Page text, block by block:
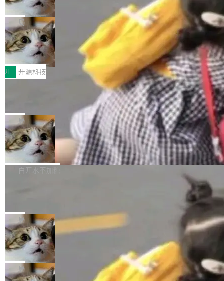
（<a href="https://bugzilla.mozilla.org/show_
bug.cgi?id=204...
orkers 跑了十年 Isolate。用 CEO Matthew Pri
nce 的话说：「我们一生都在用 Isolate 运行代
码，而 AI Agent 不需要容器，它们需要的是 Iso
late。」 容器为什么不合适 容器的问题在于启动
和销毁都太重了。一个 Agent 要执行的任务可能
只需要几毫秒的 CPU 时间，但容器从冷启动到
就绪要花数秒。如果未来有十...
诉讼，称“Apple is getting this wron
g”
上个月，苹果一纸诉状把 OpenAI 告上法庭，指
控其挖角苹果前员工并窃取商业秘密。苹果的诉
状把 OpenAI 描述成一个系统性地从前东家挖
人、套取机密信息的对手。 OpenAI 没发律师
函，也没选择庭外沉默。它在官网贴了一篇博
文，标题只有六个字：Apple is getting this wro
ng。 然后，它把邮件往来和 iMessage 聊天记
录全贴了出来。 他发错人了 苹果外部律师 Gabr
iel Gross 来自 Weil 律所，2 月 23 日下午 5:53
给 OpenAI 总法律顾问 Che Chang 发了封邮
件，附了一封长信，要求 OpenAI 配合调查前苹
果员工带走机密信...
局
HUAWEI MatePad Edge上架WorkBu
ddy鸿蒙PC版，说话就能干活的AI办公
搭子
全能AI工作台WorkBuddy鸿蒙PC版上架HUAWE
I MatePad Edge应用市场，直接下载即可使
用，与鸿蒙电脑上的体验一致。值得一提的是，
这是目前市面上唯一支持平板接入WorkBuddy P
C版的产品，搭载“人机双写”重磅功能——你写
你的，AI写AI的，同屏协作互不干扰。一句话让
AI帮你干活，现在开启全新体验！ 温馨提示：
体验WorkBuddy鸿蒙PC版前，请将 HUAWEI M
atePad Edge 升级至 HarmonyOS 6.1.0.135S
P9 patch03及以上版本。 *升级路径：设置 > 搜
开 开源科技
FFmpeg 9.0 发布：代号“Lei”，以此纪
全球知名开源多媒体框架 FFmpeg 今天正式发
布了 9.0 版本。这个版本除了带来新一代音视频
处理能力和硬件加速支持之外，还有一个特殊之
处：FFmpeg 9.0 的代号是“Lei”。 这个名字，
来自中国开发者雷霄骅（Lei Xiaohua）。 对于
很多中国音视频开发者而言，这个名字并不陌
“启蒙老师”。 而今年，恰好是雷霄骅离世十周
年。FFmpeg 社区最终选择用一个大版本的名
字，留下了这份纪念。 雷霄骅曾是中国传媒大学
数字电视技术方向的博士生，长期从事视频、音
频技...
局
亚马逊成本失控：AI 写代码烧掉 1215
万元，超预算 860%
外媒近日曝光了亚马逊的多份内部报告显示，AI
导致公司在多个项目上超支。《金融时报》报道
编写程序，目标是完成电商平台作者信息与商品
列表的数据匹配 —— 一项常规的数据处理任
务，最终却产生了 180 万美元的账单，实际支出
超出原定预算 860%。 更令人意外的是，该项目
最终并未成功落地，而高额算力消耗持续运行长
达 5 个月，公司直到财务对账时才察觉异常。这
白开水不加糖
e CEO Clément Delangue 在 CNBC 的采访里
没有拐弯抹角。他说中国正在赢得 AI 竞赛，而
且按目前的速度，中国 AI 工具预计在今年底或
2027 年就能追上美国前沿实验室的水平。 Dela
ngue 把原因归结为一件事：开放协作。中国的
AI 开发者在一个共享和协作的生态里加速迭代，
局
当 AI agent 把源码变成了最好的扩展系
统，开发者工具必须开源
五年前，David Crawshaw 问过很多软件工程师
一个问题：你写过什么给自己用的程序？答案几
乎都是没有。工程师们整天用别人写的程序写程
局